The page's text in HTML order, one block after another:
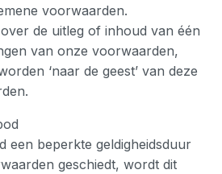
voorwaarden.
de uitleg of inhoud van één
van onze voorwaarden,
‘naar de geest’ van deze
een beperkte geldigheidsduur
geschiedt, wordt dit